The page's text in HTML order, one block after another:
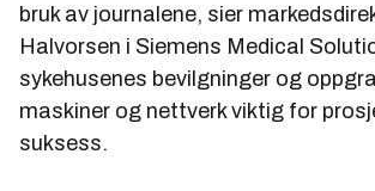
bruk av journalene, sier
Halvorsen i Siemens Medical
sykehusenes bevilgninger og
maskiner og nettverk viktig for
suksess.